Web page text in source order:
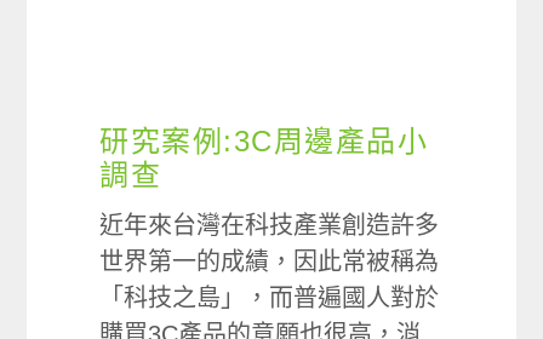
研究案例:3C周邊產品小
調查
近年來台灣在科技產業創造許多
世界第一的成績，因此常被稱為
「科技之島」，而普遍國人對於